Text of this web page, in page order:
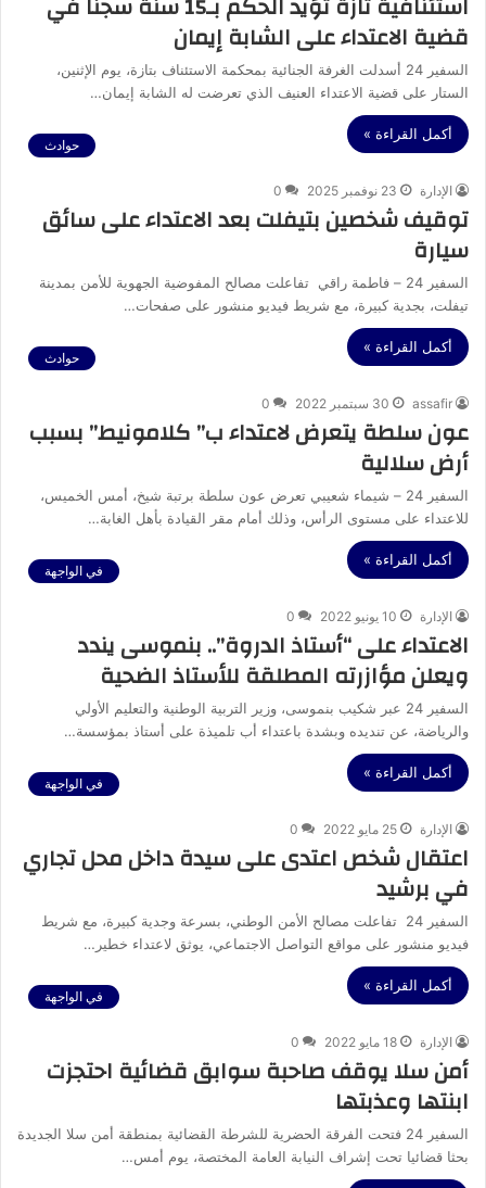
قضية الاعتداء على الشابة إيمان
السفير 24 أسدلت الغرفة الجنائية بمحكمة الاستئناف بتازة، يوم الإثنين،
الستار على قضية الاعتداء العنيف الذي تعرضت له الشابة إيمان…
أكمل القراءة »
حوادث
الإدارة 23 نوفمبر 2025 0
توقيف شخصين بتيفلت بعد الاعتداء على سائق
سيارة
السفير 24 – فاطمة راقي تفاعلت مصالح المفوضية الجهوية للأمن بمدينة
تيفلت، بجدية كبيرة، مع شريط فيديو منشور على صفحات…
أكمل القراءة »
حوادث
assafir 30 سبتمبر 2022 0
عون سلطة يتعرض لاعتداء ب” كلامونيط” بسبب
أرض سلالية
السفير 24 – شيماء شعيبي تعرض عون سلطة برتبة شيخ، أمس الخميس،
للاعتداء على مستوى الرأس، وذلك أمام مقر القيادة بأهل الغابة…
أكمل القراءة »
في الواجهة
الإدارة 10 يونيو 2022 0
الاعتداء على “أستاذ الدروة”.. بنموسى يندد
ويعلن مؤازرته المطلقة للأستاذ الضحية
السفير 24 عبر شكيب بنموسى، وزير التربية الوطنية والتعليم الأولي
والرياضة، عن تنديده وبشدة باعتداء أب تلميذة على أستاذ بمؤسسة…
أكمل القراءة »
في الواجهة
الإدارة 25 مايو 2022 0
اعتقال شخص اعتدى على سيدة داخل محل تجاري
في برشيد
السفير 24 تفاعلت مصالح الأمن الوطني، بسرعة وجدية كبيرة، مع شريط
فيديو منشور على مواقع التواصل الاجتماعي، يوثق لاعتداء خطير…
أكمل القراءة »
في الواجهة
الإدارة 18 مايو 2022 0
أمن سلا يوقف صاحبة سوابق قضائية احتجزت
ابنتها وعذبتها
السفير 24 فتحت الفرقة الحضرية للشرطة القضائية بمنطقة أمن سلا الجديدة
بحثا قضائيا تحت إشراف النيابة العامة المختصة، يوم أمس…